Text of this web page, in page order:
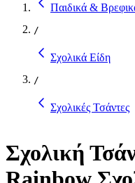
Παιδικά &
/
Σχολικά Είδη
/
Σχολικές Τσάντες
Σχολική